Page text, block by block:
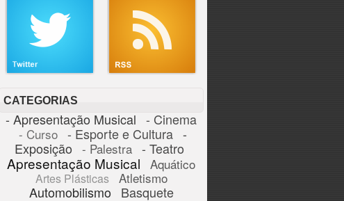
CATEGORIAS
- Apresentação Musical - Cinema
- Curso - Esporte e Cultura -
Exposição - Palestra - Teatro
Apresentação Musical Aquático
Artes Plásticas Atletismo
Automobilismo
Basquete